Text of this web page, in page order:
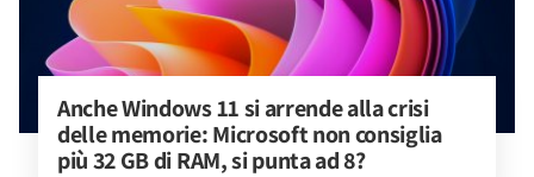
Anche Windows 11 si arrende alla crisi
delle memorie: Microsoft non consiglia
più 32 GB di RAM, si punta ad 8?